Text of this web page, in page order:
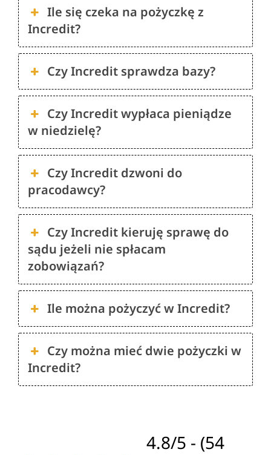
Ile się czeka na pożyczkę z
Incredit?
Czy Incredit sprawdza bazy?
Czy Incredit wypłaca pieniądze
w niedzielę?
Czy Incredit dzwoni do
pracodawcy?
Czy Incredit kieruję sprawę do
sądu jeżeli nie spłacam
zobowiązań?
Ile można pożyczyć w Incredit?
Czy można mieć dwie pożyczki w
Incredit?
4.8/5 - (54